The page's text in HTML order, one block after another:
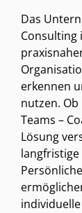
Das
Consulting
erkennen
nutzen.
Teams –
Lösung